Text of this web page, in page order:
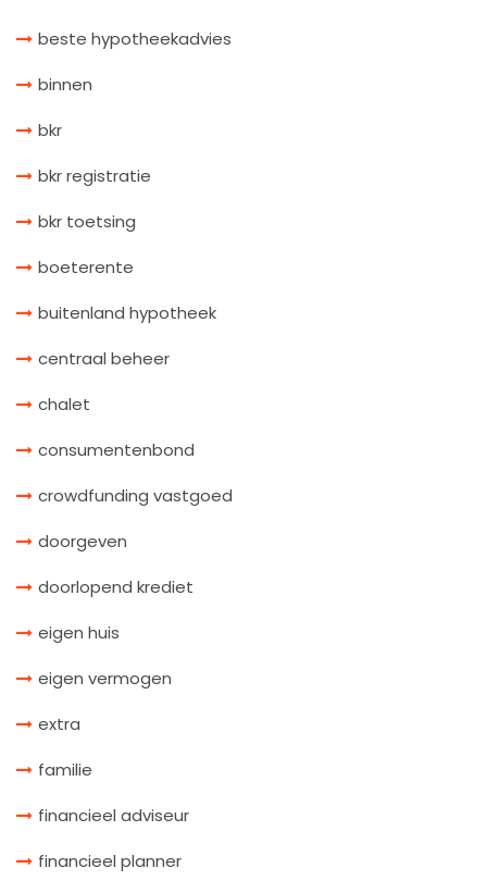
beste hypotheekadvies
binnen
bkr
bkr registratie
bkr toetsing
boeterente
buitenland hypotheek
centraal beheer
chalet
consumentenbond
crowdfunding vastgoed
doorgeven
doorlopend krediet
eigen huis
eigen vermogen
extra
familie
financieel adviseur
financieel planner